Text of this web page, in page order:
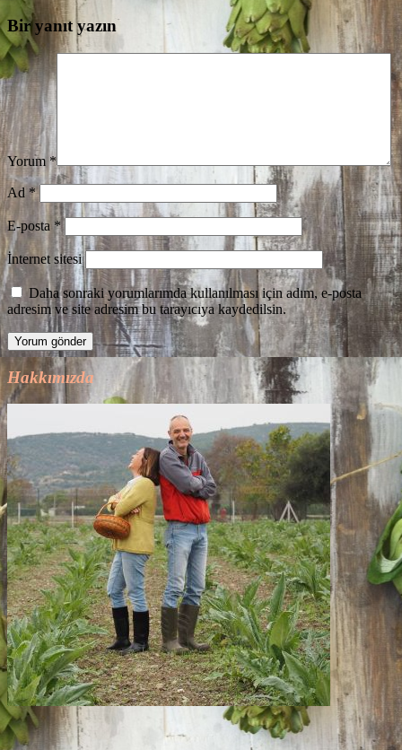
Bir yanıt yazın
Yorum *
Ad *
E-posta *
İnternet sitesi
Daha sonraki yorumlarımda kullanılması için adım, e-posta
adresim ve site adresim bu tarayıcıya kaydedilsin.
Hakkımızda